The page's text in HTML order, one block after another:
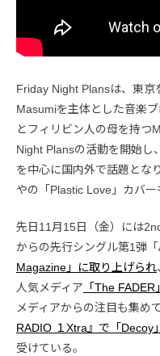
Friday Night Plansは、東京
Masumiを主体とした音楽
とフィリビン人の母を持
Night Plansの活動を開始
を中心に国内外で話題とな
やの「Plastic Love」カバー
先日11月15日（金）には
からの先行シングル第1弾
Magazine」に取り上げられ
人気メディア 「The
メディアからの注目も集め
RADIO １Xtra』で「Decoy
受けている。